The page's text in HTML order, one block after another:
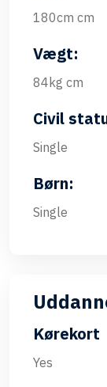
180cm cm
Vægt:
84kg cm
Civil
Single
Børn:
Single
Kørekort
Yes